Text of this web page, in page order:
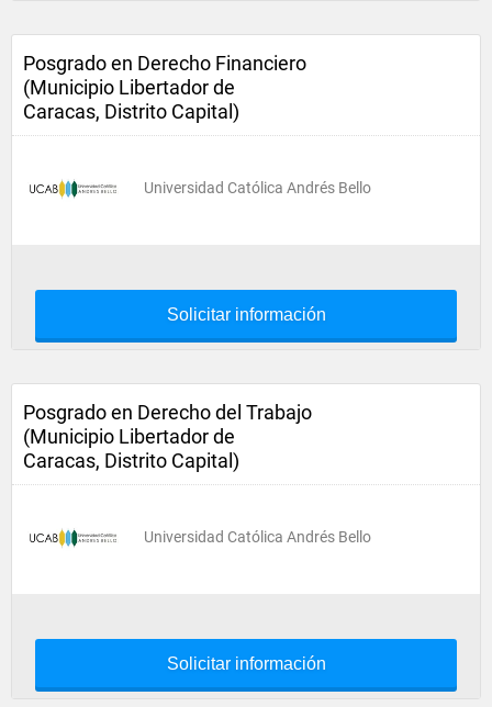
Posgrado en Derecho Financiero
(Municipio Libertador de
Caracas, Distrito Capital)
Universidad Católica Andrés Bello
Solicitar información
Posgrado en Derecho del Trabajo
(Municipio Libertador de
Caracas, Distrito Capital)
Universidad Católica Andrés Bello
Solicitar información